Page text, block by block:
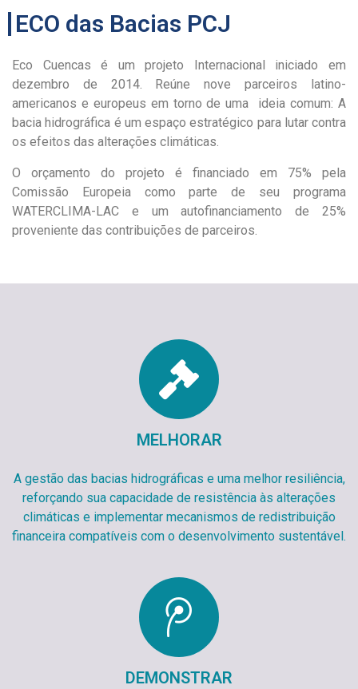
ECO das Bacias PCJ
Eco Cuencas é um projeto Internacional iniciado em
dezembro de 2014. Reúne nove parceiros latino-
americanos e europeus em torno de uma ideia comum: A
bacia hidrográfica é um espaço estratégico para lutar contra
os efeitos das alterações climáticas.
O orçamento do projeto é financiado em 75% pela
Comissão Europeia como parte de seu programa
WATERCLIMA-LAC e um autofinanciamento de 25%
proveniente das contribuições de parceiros.
MELHORAR
A gestão das bacias hidrográficas e uma melhor resiliência,
reforçando sua capacidade de resistência às alterações
climáticas e implementar mecanismos de redistribuição
financeira compatíveis com o desenvolvimento sustentável.
DEMONSTRAR